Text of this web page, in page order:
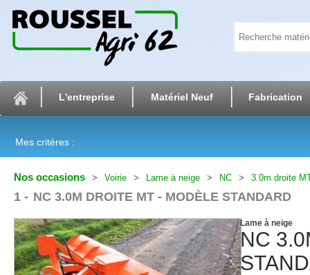
L'entreprise Matériel Neuf Fabrication
Mes critères :
Nos occasions Voirie Lame à neige NC 3.0m droite
1 NC 3.0M DROITE MT - MODÈLE STANDARD
NC
Lame à neige